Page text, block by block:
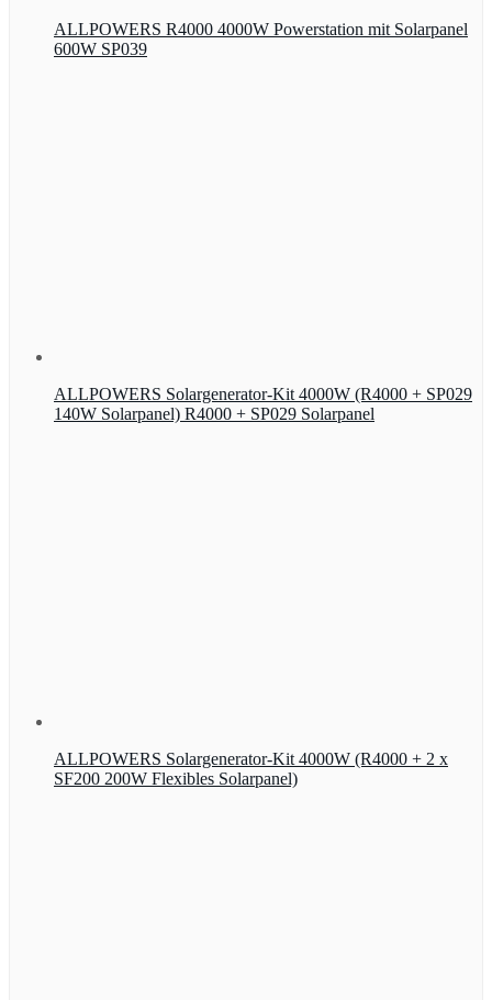
ALLPOWERS R4000 4000W Powerstation mit Solarpanel
600W SP039
ALLPOWERS Solargenerator-Kit 4000W (R4000 + SP029
140W Solarpanel) R4000 + SP029 Solarpanel
ALLPOWERS Solargenerator-Kit 4000W (R4000 + 2 x
SF200 200W Flexibles Solarpanel)